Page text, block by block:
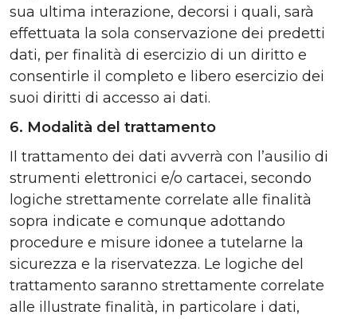
sua ultima interazione, decorsi i quali, sarà
effettuata la sola conservazione dei predetti
dati, per finalità di esercizio di un diritto e
consentirle il completo e libero esercizio dei
suoi diritti di accesso ai dati.
6. Modalità del trattamento
Il trattamento dei dati avverrà con l’ausilio di
strumenti elettronici e/o cartacei, secondo
logiche strettamente correlate alle finalità
sopra indicate e comunque adottando
procedure e misure idonee a tutelarne la
sicurezza e la riservatezza. Le logiche del
trattamento saranno strettamente correlate
alle illustrate finalità, in particolare i dati,